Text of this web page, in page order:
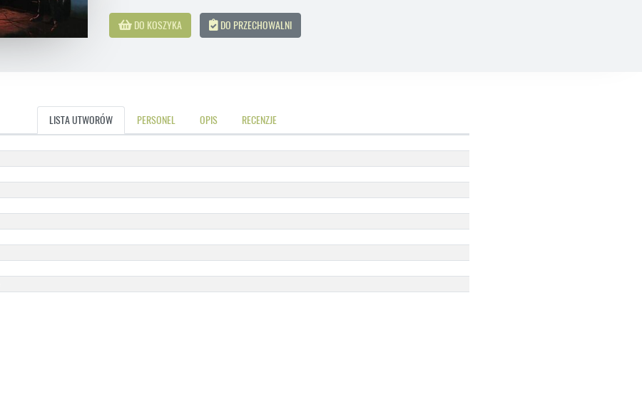
DO KOSZYKA DO PRZECHOWALNI
LISTA UTWORÓW PERSONEL OPIS RECENZJE